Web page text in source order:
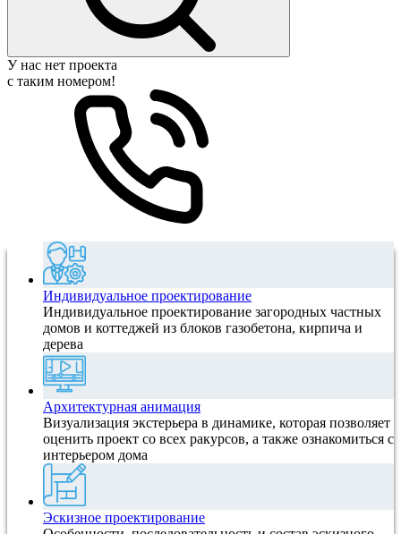
У нас нет проекта
с таким номером!
Индивидуальное проектирование
Индивидуальное проектирование загородных частных
домов и коттеджей из блоков газобетона, кирпича и
дерева
Архитектурная анимация
Визуализация экстерьера в динамике, которая позволяет
оценить проект со всех ракурсов, а также ознакомиться с
интерьером дома
Эскизное проектирование